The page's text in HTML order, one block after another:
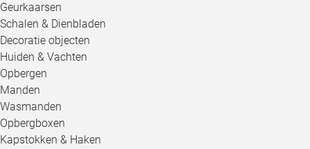
Geurkaarsen
Schalen & Dienbladen
Decoratie objecten
Huiden & Vachten
Opbergen
Manden
Wasmanden
Opbergboxen
Kapstokken & Haken